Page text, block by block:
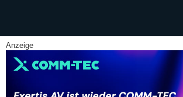
Anzeige